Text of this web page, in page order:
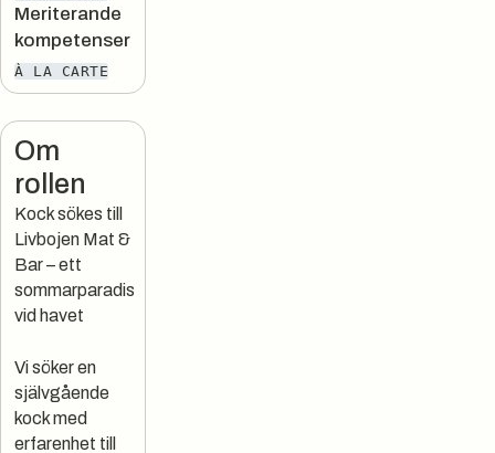
Meriterande
kompetenser
À LA CARTE
Om
rollen
Kock sökes till
Livbojen Mat &
Bar – ett
sommarparadis
vid havet
Vi söker en
självgående
kock med
erfarenhet till